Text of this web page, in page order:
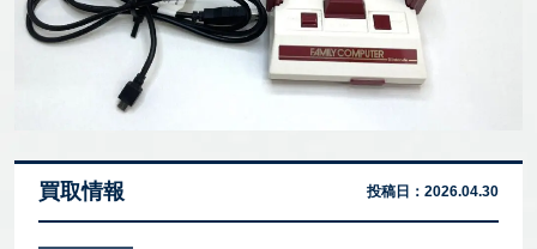
買取情報 投稿日： 2026.04.30